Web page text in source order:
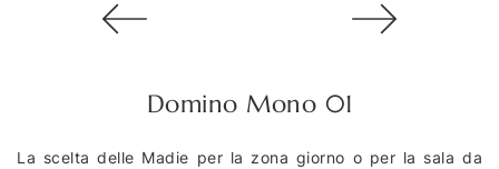
Domino Mono 01
La scelta delle Madie per la zona giorno o per la sala da